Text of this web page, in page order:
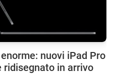
nuovi iPad Pro
ridisegnato in arrivo